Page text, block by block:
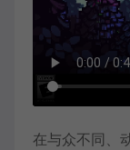
在与众不同、